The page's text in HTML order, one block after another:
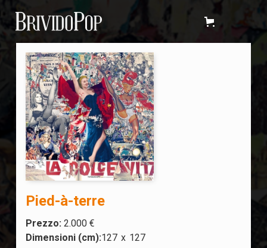
Pied-à-terre
Prezzo:2.000 €
Dimensioni (cm):127 x 127